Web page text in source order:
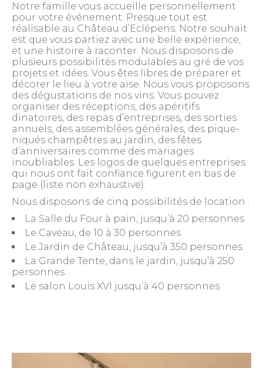
Notre famille vous accueille personnellement
pour votre événement. Presque tout est
réalisable au Château d’Eclépens. Notre souhait
est que vous partiez avec une belle expérience,
et une histoire à raconter. Nous disposons de
plusieurs possibilités modulables au gré de vos
projets et idées. Vous êtes libres de préparer et
décorer le lieu à votre aise. Nous vous proposons
des dégustations de nos vins. Vous pouvez
organiser des réceptions, des apéritifs
dinatoires, des repas d’entreprises, des sorties
annuels, des assemblées générales, des pique-
niqués champêtres au jardin, des fêtes
d’anniversaires comme des mariages
inoubliables. Les logos de quelques entreprises
qui nous ont fait confiance figurent en bas de
page (liste non exhaustive).
Nous disposons de cinq possibilités de location :
La Salle du Four à pain, jusqu’à 20 personnes
Le Caveau, de 10 à 30 personnes
Le Jardin de Château, jusqu’à 350 personnes
La Grande Tente, dans le jardin, jusqu’à 250
personnes
Le salon Louis XVI jusqu’à 40 personnes